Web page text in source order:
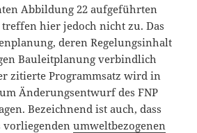
Abbildung 22 aufgeführten
hier jedoch nicht zu. Das
deren Regelungsinhalt
Bauleitplanung verbindlich
zitierte Programmsatz wird in
Änderungsentwurf des FNP
Bezeichnend ist auch, dass
vorliegendenumweltbezogenen